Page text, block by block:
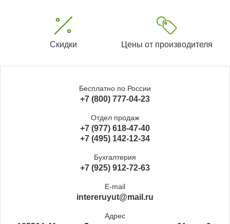
Скидки Цены от производителя
Бесплатно по России
+7 (800) 777-04-23
Отдел продаж
+7 (977) 618-47-40
+7 (495) 142-12-34
Бухгалтерия
+7 (925) 912-72-63
E-mail
intereruyut@mail.ru
Адрес